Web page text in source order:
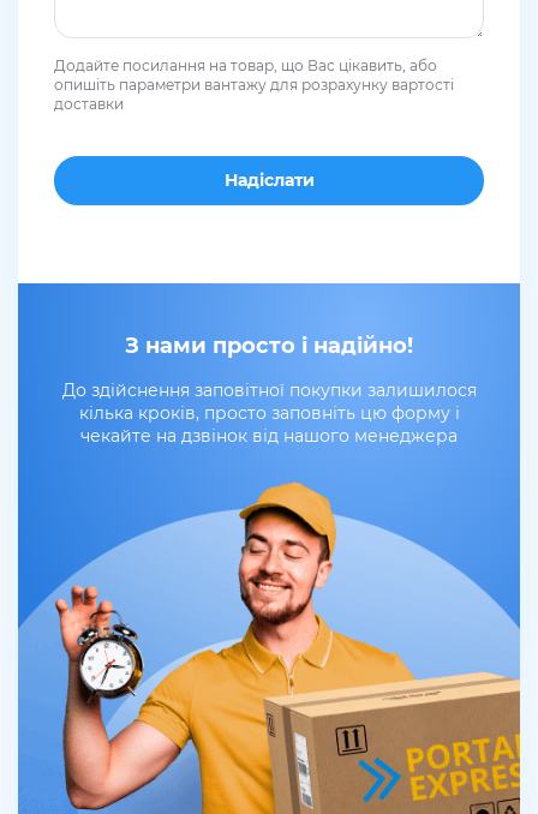
З нами просто і надійно!
До здійснення заповітної покупки залишилося
кілька кроків, просто заповніть цю форму і
чекайте на дзвінок від нашого менеджера
Додайте посилання на товар, що Вас цікавить, або
опишіть параметри вантажу для розрахунку вартості
доставки